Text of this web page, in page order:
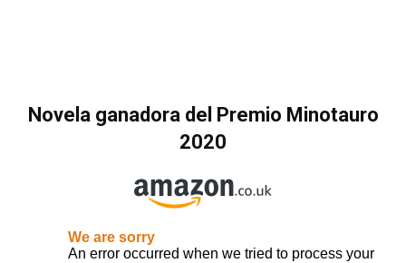
Novela ganadora del Premio Minotauro
2020